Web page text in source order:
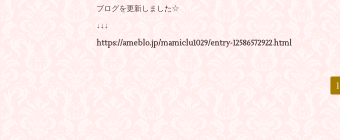
ブログを更新しました☆
↓↓↓
https://ameblo.jp/mamiclu1029/entry-12586572922.html
1